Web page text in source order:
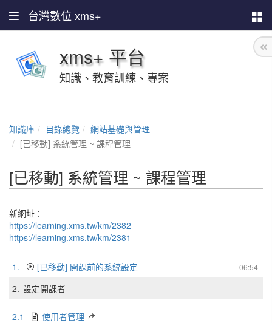
台灣數位 xms+
xms+ 平台
知識、教育訓練、專案
知識庫 目錄總覽
網站基礎與管理
[已移動] 系統管理 ~ 課程管理
[已移動] 系統管理 ~ 課程管理
新網址：
https://learning.xms.tw/km/2382
https://learning.xms.tw/km/2381
1. 06:54
[已移動] 開課前的系統設定
2. 設定開課者
2.1
使用者管理